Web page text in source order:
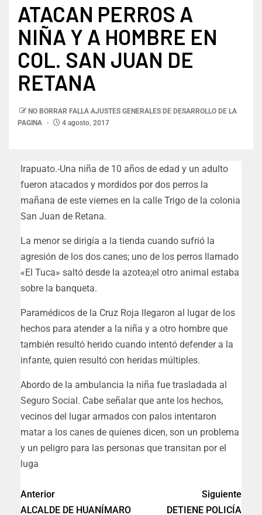
ATACAN PERROS A
NIÑA Y A HOMBRE EN
COL. SAN JUAN DE
RETANA
NO BORRAR FALLA AJUSTES GENERALES DE DESARROLLO DE LA
PAGINA
4 agosto, 2017
Irapuato.-Una niña de 10 años de edad y un adulto
fueron atacados y mordidos por dos perros la
mañana de este viernes en la calle Trigo de la colonia
San Juan de Retana.
La menor se dirigía a la tienda cuando sufrió la
agresión de los dos canes; uno de los perros llamado
«El Tuca» saltó desde la azotea;el otro animal estaba
sobre la banqueta.
Paramédicos de la Cruz Roja llegaron al lugar de los
hechos para atender a la niña y a otro hombre que
también resultó herido cuando intentó defender a la
infante, quien resultó con heridas múltiples.
Abordo de la ambulancia la niña fue trasladada al
Seguro Social. Cabe señalar que ante los hechos,
vecinos del lugar armados con palos intentaron
matar a los canes de quienes dicen, son un problema
y un peligro para las personas que transitan por el
luga
Anterior
ALCALDE DE HUANÍMARO
Siguiente
DETIENE POLICÍA